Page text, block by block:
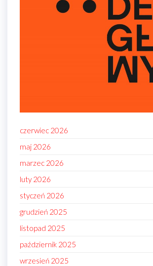
czerwiec 2026
maj 2026
marzec 2026
luty 2026
styczeń 2026
grudzień 2025
listopad 2025
październik 2025
wrzesień 2025